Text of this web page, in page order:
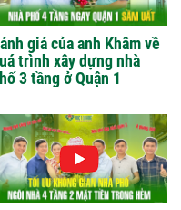
giá của anh Khâm về
trình xây dựng nhà
3 tầng ở Quận 1